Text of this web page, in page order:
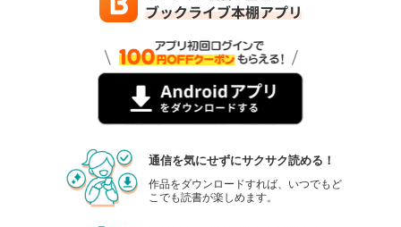
通信を気にせずにサクサク読める！
作品をダウンロードすれば、いつでもど
こでも読書が楽しめます。